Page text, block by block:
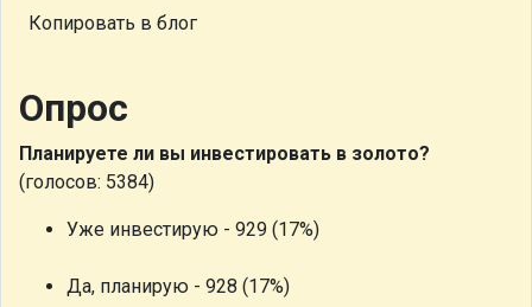
Копировать в блог
Опрос
Планируете ли вы инвестировать в золото?
(голосов: 5384)
Уже инвестирую - 929 (17%)
Да, планирую - 928 (17%)